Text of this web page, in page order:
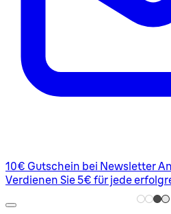
10€ Gutschein bei Newsletter
Verdienen Sie 5€ für jede